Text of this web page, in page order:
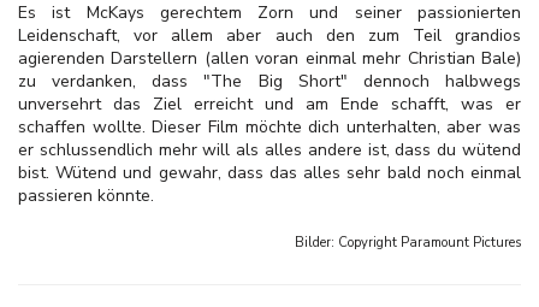
Es ist McKays gerechtem Zorn und seiner passionierten
Leidenschaft, vor allem aber auch den zum Teil grandios
agierenden Darstellern (allen voran einmal mehr Christian Bale)
zu verdanken, dass "The Big Short" dennoch halbwegs
unversehrt das Ziel erreicht und am Ende schafft, was er
schaffen wollte. Dieser Film möchte dich unterhalten, aber was
er schlussendlich mehr will als alles andere ist, dass du wütend
bist. Wütend und gewahr, dass das alles sehr bald noch einmal
passieren könnte.
Bilder: Copyright Paramount Pictures